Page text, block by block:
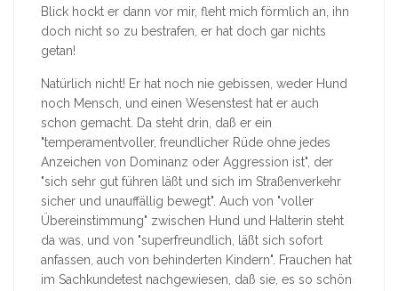
Blick hockt er dann vor mir, fleht mich förmlich an, ihn
doch nicht so zu bestrafen, er hat doch gar nichts
getan!
Natürlich nicht! Er hat noch nie gebissen, weder Hund
noch Mensch, und einen Wesenstest hat er auch
schon gemacht. Da steht drin, daß er ein
"temperamentvoller, freundlicher Rüde ohne jedes
Anzeichen von Dominanz oder Aggression ist", der
"sich sehr gut führen läßt und sich im Straßenverkehr
sicher und unauffällig bewegt". Auch von "voller
Übereinstimmung" zwischen Hund und Halterin steht
da was, und von "superfreundlich, läßt sich sofort
anfassen, auch von behinderten Kindern". Frauchen hat
im Sachkundetest nachgewiesen, daß sie, es so schön